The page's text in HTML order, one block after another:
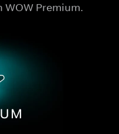
WOW Premium.